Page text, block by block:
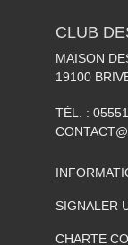
CLUB
MAISON
19100
TÉL. :
SIGNALER
CHARTE